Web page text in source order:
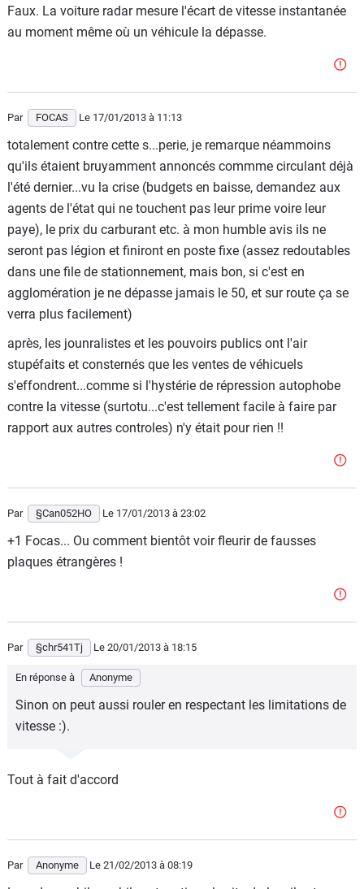
Faux. La voiture radar mesure l'écart de vitesse instantanée
au moment même où un véhicule la dépasse.
Par FOCAS Le 17/01/2013 à 11:13
totalement contre cette s...perie, je remarque néammoins
qu'ils étaient bruyamment annoncés commme circulant déjà
l'été dernier...vu la crise (budgets en baisse, demandez aux
agents de l'état qui ne touchent pas leur prime voire leur
paye), le prix du carburant etc. à mon humble avis ils ne
seront pas légion et finiront en poste fixe (assez redoutables
dans une file de stationnement, mais bon, si c'est en
agglomération je ne dépasse jamais le 50, et sur route ça se
verra plus facilement)
après, les jounralistes et les pouvoirs publics ont l'air
stupéfaits et consternés que les ventes de véhicuels
s'effondrent...comme si l'hystérie de répression autophobe
contre la vitesse (surtotu...c'est tellement facile à faire par
rapport aux autres controles) n'y était pour rien !!
Par §Can052HO Le 17/01/2013 à 23:02
+1 Focas... Ou comment bientôt voir fleurir de fausses
plaques étrangères !
Par §chr541Tj Le 20/01/2013 à 18:15
En réponse à Anonyme
Sinon on peut aussi rouler en respectant les limitations de
vitesse :).
Tout à fait d'accord
Par Anonyme Le 21/02/2013 à 08:19